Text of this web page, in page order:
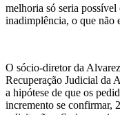
melhoria só seria
inadimplência, o que não
O sócio-diretor da
Recuperação Judicial da
a hipótese de que os
incremento se confirmar,